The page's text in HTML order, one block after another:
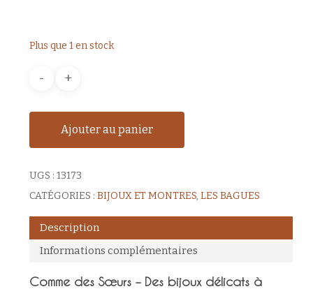
Plus que 1 en stock
Ajouter au panier
UGS : 13173
CATÉGORIES : BIJOUX ET MONTRES, LES BAGUES
Description
Informations complémentaires
Comme des Sœurs – Des bijoux délicats à